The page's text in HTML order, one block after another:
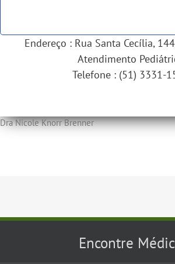
Endereço : Rua Santa Cecília,
Atendimento
Telefone : (51) 3331-
Dra Nicole Knorr Brenner
Encontre